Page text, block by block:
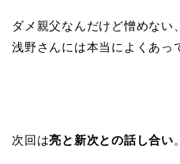
ダメ親父なんだけど憎めない
浅野さんには本当によくあっ
次回は亮と新次との話し合い。